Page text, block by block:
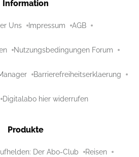
Information
Uns Impressum AGB
Nutzungsbedingungen Forum
Barrierefreiheitserklaerung
Digitalabo hier widerrufen
Produkte
Der Abo-Club Reisen